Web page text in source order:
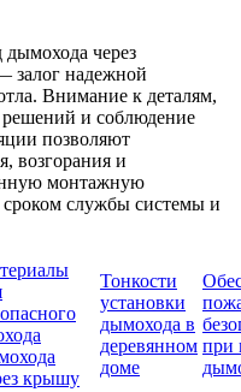
через
залог надежной
Внимание к деталям,
и соблюдение
позволяют
возгорания и
монтажную
сроком службы системы и
крышу
Тонкости
установки
дымохода в
деревянном
доме
при